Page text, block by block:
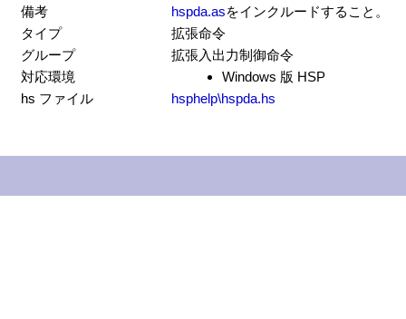
備考
hspda.asをインクルードすること。
タイプ
拡張命令
グループ
拡張入出力制御命令
対応環境
Windows 版 HSP
hs ファイル
hsphelp\hspda.hs